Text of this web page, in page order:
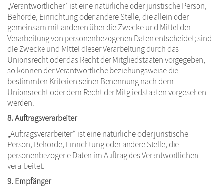
„Verantwortlicher“ ist eine natürliche oder juristische Person,
Behörde, Einrichtung oder andere Stelle, die allein oder
gemeinsam mit anderen über die Zwecke und Mittel der
Verarbeitung von personenbezogenen Daten entscheidet; sind
die Zwecke und Mittel dieser Verarbeitung durch das
Unionsrecht oder das Recht der Mitgliedstaaten vorgegeben,
so können der Verantwortliche beziehungsweise die
bestimmten Kriterien seiner Benennung nach dem
Unionsrecht oder dem Recht der Mitgliedstaaten vorgesehen
werden.
8. Auftragsverarbeiter
„Auftragsverarbeiter“ ist eine natürliche oder juristische
Person, Behörde, Einrichtung oder andere Stelle, die
personenbezogene Daten im Auftrag des Verantwortlichen
verarbeitet.
9. Empfänger